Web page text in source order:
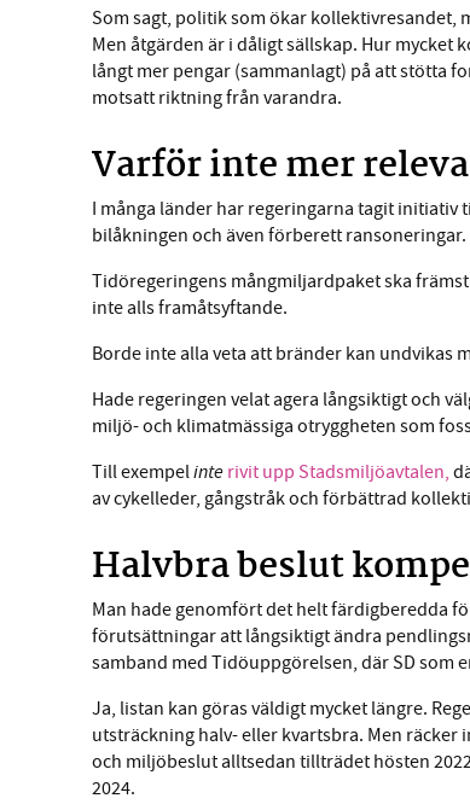
Som sagt, politik som ökar kollektivresandet,
Men åtgärden är i dåligt sällskap. Hur
långt mer pengar (sammanlagt) på att stötta
motsatt riktning från varandra.
Varför inte mer
I många länder har regeringarna tagit initiativ
bilåkningen och även förberett ransoneringar.
Tidöregeringens mångmiljardpaket ska
inte alls framåtsyftande.
Borde inte alla veta att bränder kan undvikas
Hade regeringen velat agera långsiktigt och
miljö- och klimatmässiga otryggheten som
Till exempelinte rivit upp Stadsmiljöavtalen,
av cykelleder, gångstråk och förbättrad
Halvbra beslut
Man hade genomfört det helt färdigberedda
förutsättningar att långsiktigt ändra
samband med Tidöuppgörelsen, där SD som
Ja, listan kan göras väldigt mycket längre.
utsträckning halv- eller kvartsbra. Men
och miljöbeslut alltsedan tillträdet hösten
2024.